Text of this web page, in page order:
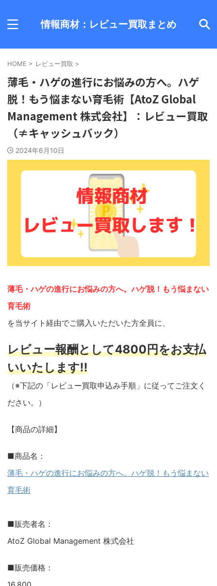
情報商材：レビュー買取まとめ
HOME > レビュー買取 >
薄毛・ハゲの進行にお悩みの方へ。ハゲ
脱！もう悩まない育毛術【AtoZ Global
Management 株式会社】：レビュー買取
（≠キャッシュバック）
2024年6月10日
薄毛・ハゲの進行にお悩みの方へ。ハゲ脱！もう悩まない
育毛術
を当サイト経由でご購入いただいた方全員に、
レビュー報酬として4800円をお支払
いいたします!!
（※下記の「レビュー買取申込み手順」に従ってご注文く
ださい。）
【商品の詳細】
■商品名：
薄毛・ハゲの進行にお悩みの方へ。ハゲ脱！もう悩まない
育毛術
■販売者名：
AtoZ Global Management 株式会社
■販売価格：